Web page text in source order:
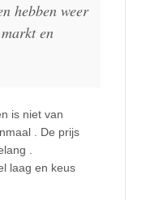
hebben weer
en
is niet van
. De prijs
.
laag en keus